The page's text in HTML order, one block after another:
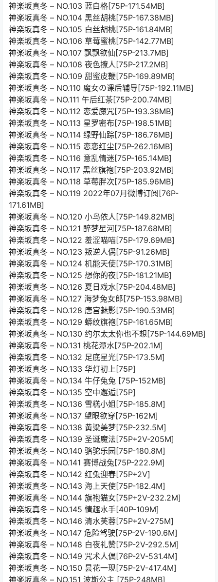
神楽坂真冬 – NO.103 蓝白格[75P-171.54MB]
神楽坂真冬 – NO.104 黑丝胡桃[75P-167.38MB]
神楽坂真冬 – NO.105 白丝胡桃[75P-161.84MB]
神楽坂真冬 – NO.106 草莓蜜桃[75P-142.77MB]
神楽坂真冬 – NO.107 飘飘欲仙[75P-213.7MB]
神楽坂真冬 – NO.108 夜色撩人[75P-217.2MB]
神楽坂真冬 – NO.109 甜蜜皮鞭[75P-169.89MB]
神楽坂真冬 – NO.110 魔女の课后辅导[75P-192.11MB]
神楽坂真冬 – NO.111 午后红茶[75P-200.74MB]
神楽坂真冬 – NO.112 恋爱魔咒[75P-193.38MB]
神楽坂真冬 – NO.113 星罗密布[75P-198.51MB]
神楽坂真冬 – NO.114 绿野仙踪[75P-186.76MB]
神楽坂真冬 – NO.115 恋恋红尘[75P-262.16MB]
神楽坂真冬 – NO.116 意乱情迷[75P-165.14MB]
神楽坂真冬 – NO.117 黑丝旗袍[75P-203.92MB]
神楽坂真冬 – NO.118 草莓胖次[75P-185.96MB]
神楽坂真冬 – NO.119 2022年07月微博订阅[76P-
171.61MB]
神楽坂真冬 – NO.120 小鸟依人[75P-149.82MB]
神楽坂真冬 – NO.121 醉梦星河[75P-187.68MB]
神楽坂真冬 – NO.122 羞涩喵喵[75P-179.69MB]
神楽坂真冬 – NO.123 叛逆人偶[75P-91.26MB]
神楽坂真冬 – NO.124 机能天使[75P-170.31MB]
神楽坂真冬 – NO.125 想你的夜[75P-181.21MB]
神楽坂真冬 – NO.126 夏日戏水[75P-204.48MB]
神楽坂真冬 – NO.127 海梦兔女郎[75P-153.98MB]
神楽坂真冬 – NO.128 唐宫魅影[75P-190.53MB]
神楽坂真冬 – NO.129 蟒纹旗袍[75P-161.65MB]
神楽坂真冬 – NO.130 约尔太太你也不想[75P-144.69MB]
神楽坂真冬 – NO.131 桃花潭水[75P-202.1M]
神楽坂真冬 – NO.132 足底星光[75P-173.5M]
神楽坂真冬 – NO.133 华灯初上[75P]
神楽坂真冬 – NO.134 牛仔兔兔 [75P-152MB]
神楽坂真冬 – NO.135 空中邂逅[75P]
神楽坂真冬 – NO.136 雪糕小姐[75P-185.8M]
神楽坂真冬 – NO.137 望眼欲穿[75P-162M]
神楽坂真冬 – NO.138 黄粱美梦[75P-232.5M]
神楽坂真冬 – NO.139 圣诞魔法[75P+2V-205M]
神楽坂真冬 – NO.140 骆驼乐园[75P-180.8M]
神楽坂真冬 – NO.141 赛博战兔[75P-222.9M]
神楽坂真冬 – NO.142 红兔迎春[75P+2V]
神楽坂真冬 – NO.143 海上天使[75P-182.4M]
神楽坂真冬 – NO.144 旗袍猫女[75P+2V-232.2M]
神楽坂真冬 – NO.145 情趣水手[40P-109M]
神楽坂真冬 – NO.146 清水芙蓉[75P+2V-275M]
神楽坂真冬 – NO.147 危险驾驶[75P-2V-190.6M]
神楽坂真冬 – NO.148 白夜礼赞[75P-2V-292.5M]
神楽坂真冬 – NO.149 咒术人偶[76P-2V-531.4M]
神楽坂真冬 – NO.150 昙花一现[75P-2V-417.4M]
神楽坂真冬 – NO.151 波斯公主 [75P-248MB]